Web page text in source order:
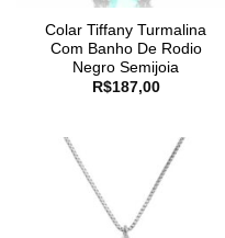
Colar Tiffany Turmalina
Com Banho De Rodio
Negro Semijoia
R$187,00